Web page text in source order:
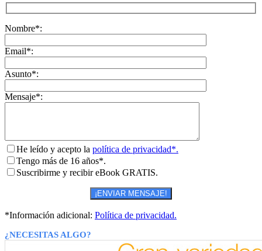
Nombre*:
Email*:
Asunto*:
Mensaje*:
He leído y acepto la política de privacidad*.
Tengo más de 16 años*.
Suscribirme y recibir eBook GRATIS.
*Información adicional: Política de privacidad.
¿NECESITAS ALGO?